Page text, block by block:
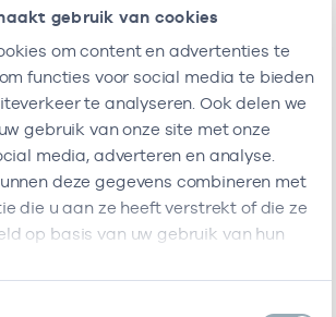
gebruik van cookies
om content en advertenties te
functies voor social media te bieden
te analyseren. Ook delen we
gebruik van onze site met onze
media, adverteren en analyse.
deze gegevens combineren met
die u aan ze heeft verstrekt of die ze
op basis van uw gebruik van hun
heeft de volgende
Adres AGB-code
Sumatrastraat
84
1094NJ
Amsterdam
-